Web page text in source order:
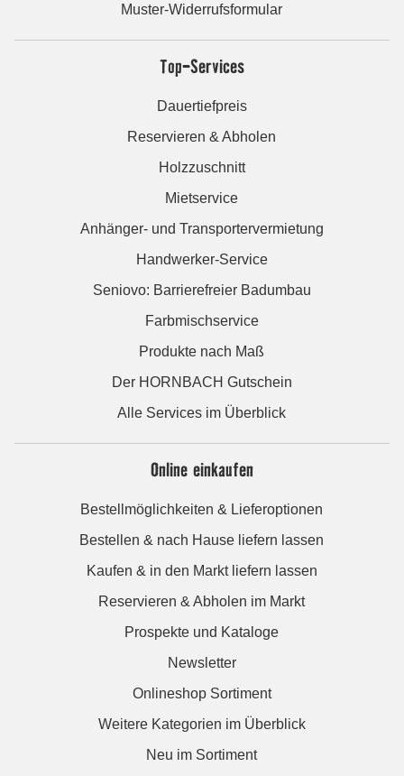
Muster-Widerrufsformular
Top-Services
Dauertiefpreis
Reservieren & Abholen
Holzzuschnitt
Mietservice
Anhänger- und Transportervermietung
Handwerker-Service
Seniovo: Barrierefreier Badumbau
Farbmischservice
Produkte nach Maß
Der HORNBACH Gutschein
Alle Services im Überblick
Online einkaufen
Bestellmöglichkeiten & Lieferoptionen
Bestellen & nach Hause liefern lassen
Kaufen & in den Markt liefern lassen
Reservieren & Abholen im Markt
Prospekte und Kataloge
Newsletter
Onlineshop Sortiment
Weitere Kategorien im Überblick
Neu im Sortiment